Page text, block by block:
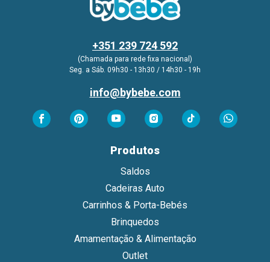
+351 239 724 592
(Chamada para rede fixa nacional)
Seg. a Sáb. 09h30 - 13h30 / 14h30 - 19h
info@bybebe.com
Produtos
Saldos
Cadeiras Auto
Carrinhos & Porta-Bebés
Brinquedos
Amamentação & Alimentação
Outlet